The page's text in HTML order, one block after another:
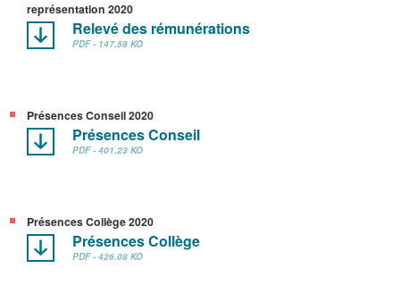
représentation 2020
Relevé des rémunérations
PDF - 147.58 KO
Présences Conseil 2020
Présences Conseil
PDF - 401.23 KO
Présences Collège 2020
Présences Collège
PDF - 426.08 KO